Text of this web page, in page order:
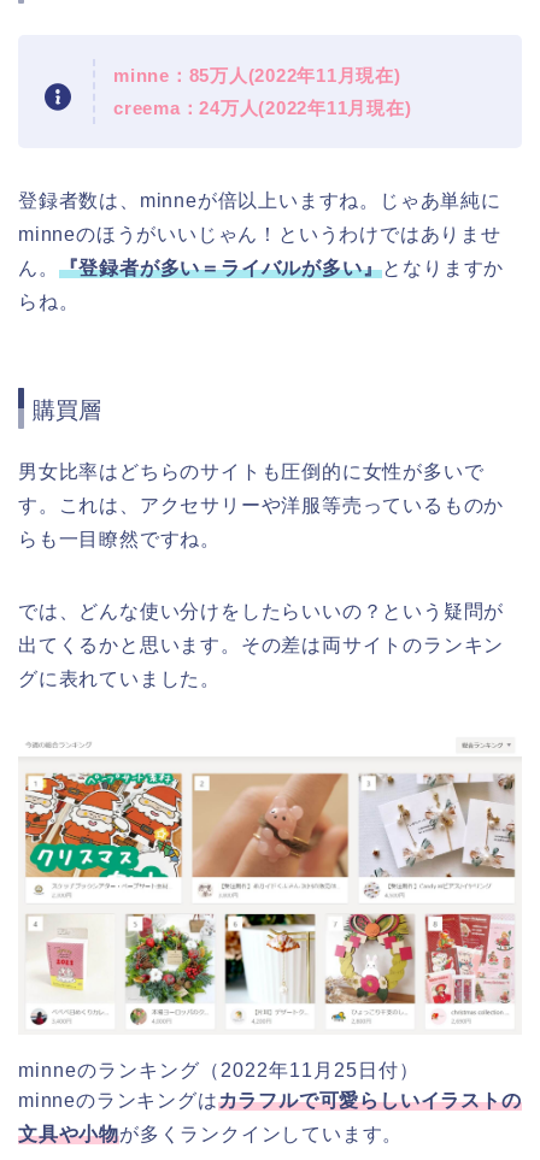
minne：85万人(2022年11月現在)
creema：24万人(2022年11月現在)
登録者数は、minneが倍以上いますね。じゃあ単純に
minneのほうがいいじゃん！というわけではありませ
ん。 『登録者が多い＝ライバルが多い』となりますか
らね。
購買層
男女比率はどちらのサイトも圧倒的に女性が多いで
す。これは、アクセサリーや洋服等売っているものか
らも一目瞭然ですね。
では、どんな使い分けをしたらいいの？という疑問が
出てくるかと思います。その差は両サイトのランキン
グに表れていました。
minneのランキング（2022年11月25日付）
minneのランキングはカラフルで可愛らしいイラストの
文具や小物が多くランクインしています。